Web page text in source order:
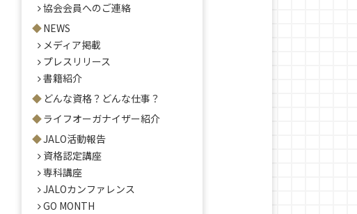
協会会員へのご連絡
NEWS
メディア掲載
プレスリリース
書籍紹介
どんな資格？どんな仕事？
ライフオーガナイザー紹介
JALO活動報告
資格認定講座
専科講座
JALOカンファレンス
GO MONTH